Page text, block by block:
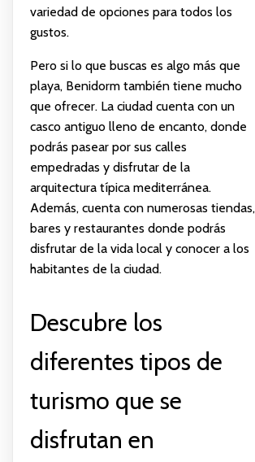
variedad de opciones para todos los
gustos.
Pero si lo que buscas es algo más que
playa, Benidorm también tiene mucho
que ofrecer. La ciudad cuenta con un
casco antiguo lleno de encanto, donde
podrás pasear por sus calles
empedradas y disfrutar de la
arquitectura típica mediterránea.
Además, cuenta con numerosas tiendas,
bares y restaurantes donde podrás
disfrutar de la vida local y conocer a los
habitantes de la ciudad.
Descubre los
diferentes tipos de
turismo que se
disfrutan en